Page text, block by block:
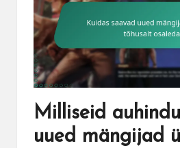
Milliseid
uued mängijad